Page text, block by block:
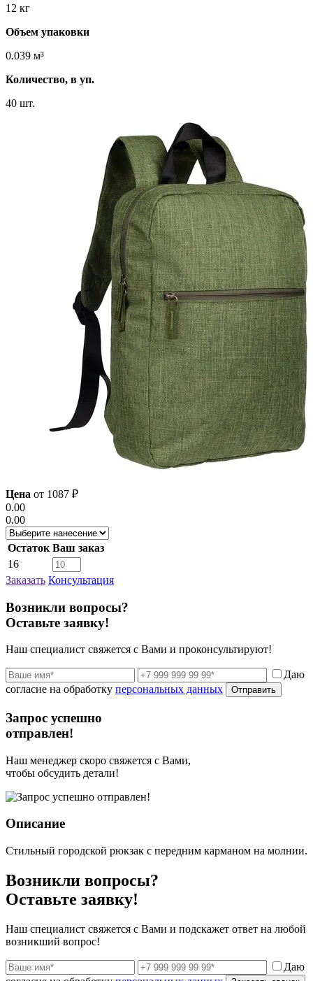
12 кг
Объем упаковки
0.039 м³
Количество, в уп.
40 шт.
Цена от 1087 ₽
0.00
0.00
Остаток Ваш заказ
16
Заказать Консультация
Возникли вопросы?
Оставьте заявку!
Наш специалист свяжется с Вами и проконсультируют!
Даю
согласие на обработку персональных данных Отправить
Запрос успешно
отправлен!
Наш менеджер скоро свяжется с Вами,
чтобы обсудить детали!
Описание
Стильный городской рюкзак с передним карманом на молнии.
Возникли вопросы?
Оставьте заявку!
Наш специалист свяжется с Вами и подскажет ответ на любой
возникший вопрос!
Даю